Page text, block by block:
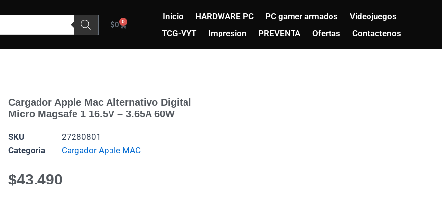
$0 0
Carrito
Inicio HARDWARE PC PC gamer armados
Videojuegos
TCG-VYT
Impresion PREVENTA Ofertas Contactenos
Cargador Apple Mac Alternativo Digital
Micro Magsafe 1 16.5V – 3.65A 60W
SKU
27280801
Categoria
Cargador Apple MAC
$43.490